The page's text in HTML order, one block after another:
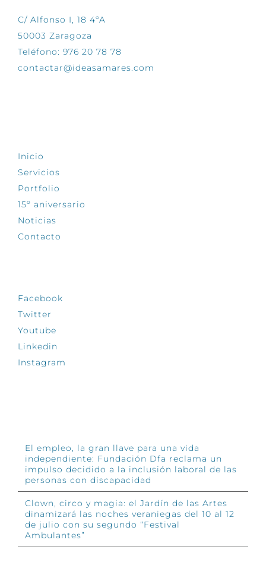
C/ Alfonso I, 18 4ºA
50003 Zaragoza
Teléfono: 976 20 78 78
contactar@ideasamares.com
Inicio
Servicios
Portfolio
15º aniversario
Noticias
Contacto
Facebook
Twitter
Youtube
Linkedin
Instagram
El empleo, la gran llave para una vida
independiente: Fundación Dfa reclama un
impulso decidido a la inclusión laboral de las
personas con discapacidad
Clown, circo y magia: el Jardín de las Artes
dinamizará las noches veraniegas del 10 al 12
de julio con su segundo “Festival
Ambulantes”